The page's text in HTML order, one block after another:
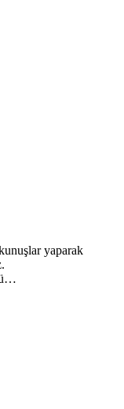
yaparak